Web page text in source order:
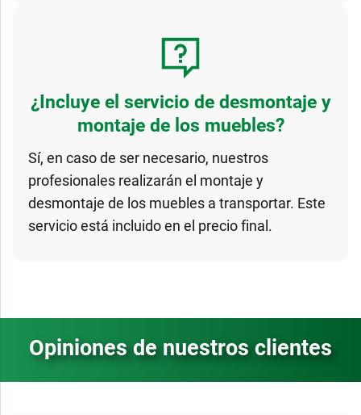
¿Incluye el servicio de desmontaje y
montaje de los muebles?
Sí, en caso de ser necesario, nuestros
profesionales realizarán el montaje y
desmontaje de los muebles a transportar. Este
servicio está incluido en el precio final.
Opiniones de nuestros clientes